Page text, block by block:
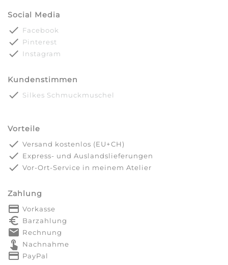
Social Media
done Facebook
done Pinterest
done Instagram
Kundenstimmen
done Silkes Schmuckmuschel
Vorteile
done Versand kostenlos (EU+CH)
done Express- und Auslandslieferungen
done Vor-Ort-Service in meinem Atelier
Zahlung
payment Vorkasse
euro_symbol Barzahlung
markunread Rechnung
touch_app Nachnahme
credit_card PayPal